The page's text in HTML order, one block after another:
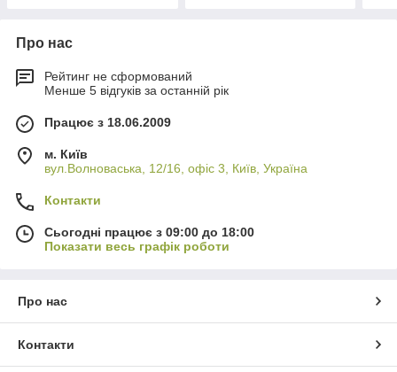
Про нас
Рейтинг не сформований
Менше 5 відгуків за останній рік
Працює з 18.06.2009
м. Київ
вул.Волноваська, 12/16, офіс 3, Київ, Україна
Контакти
Сьогодні працює з 09:00 до 18:00
Показати весь графік роботи
Про нас
Контакти